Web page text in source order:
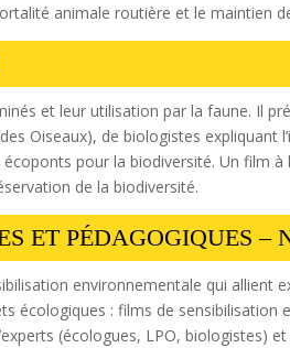
animale routière et le maintien
et leur utilisation par la faune. Il
Oiseaux), de biologistes
pour la biodiversité. Un film
de la biodiversité.
ET PÉDAGOGIQUES –
environnementale qui allient
écologiques : films de
(écologues, LPO, biologistes)